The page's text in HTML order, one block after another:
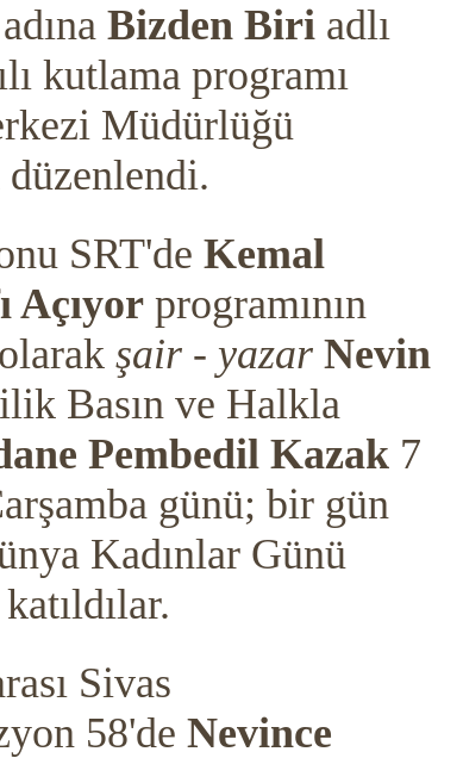
Bizden Biriadlı
kutlama programı
Müdürlüğü
SRT'de Kemal
Açıyorprogramının
şair - yazar Nevin
Basın ve Halkla
Pembedil Kazak7
günü; bir gün
Kadınlar Günü
Sivas
58'de Nevince